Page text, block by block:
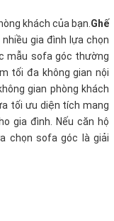
khách của bạn.Ghế
gia đình lựa chọn
mẫu sofa góc thường
tối đa không gian nội
gian phòng khách
tối ưu diện tích mang
gia đình. Nếu căn hộ
chọn sofa góc là giải